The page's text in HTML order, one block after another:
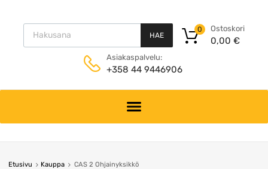
Products search
HAE
Ostoskori
0,00 €
0
Asiakaspalvelu:
+358 44 9446906
content
Etusivu Kauppa CAS 2 Ohjainyksikkö